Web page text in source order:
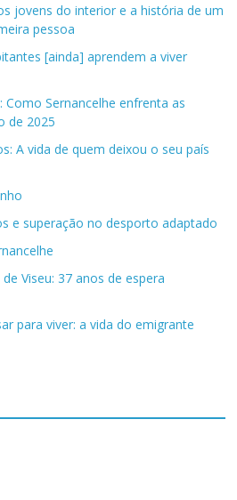
jovens do interior e a história de um
pessoa
[ainda] aprendem a viver
Como Sernancelhe enfrenta as
de 2025
A vida de quem deixou o seu país
e superação no desporto adaptado
Viseu: 37 anos de espera
para viver: a vida do emigrante